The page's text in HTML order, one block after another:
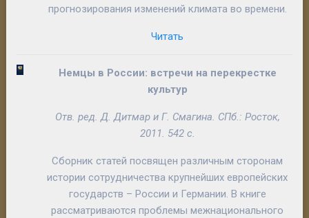
прогнозирования изменений климата во времени.
Читать
Немцы в России: встречи на перекрестке
культур
Отв. ред.Д. ДитмариГ. Смагина. СПб.: Росток,
2011. 542 с.
Сборник статей посвящен различным сторонам
истории сотрудничества крупнейших европейских
государств – России и Германии. В книге
рассматриваются проблемы межнационального